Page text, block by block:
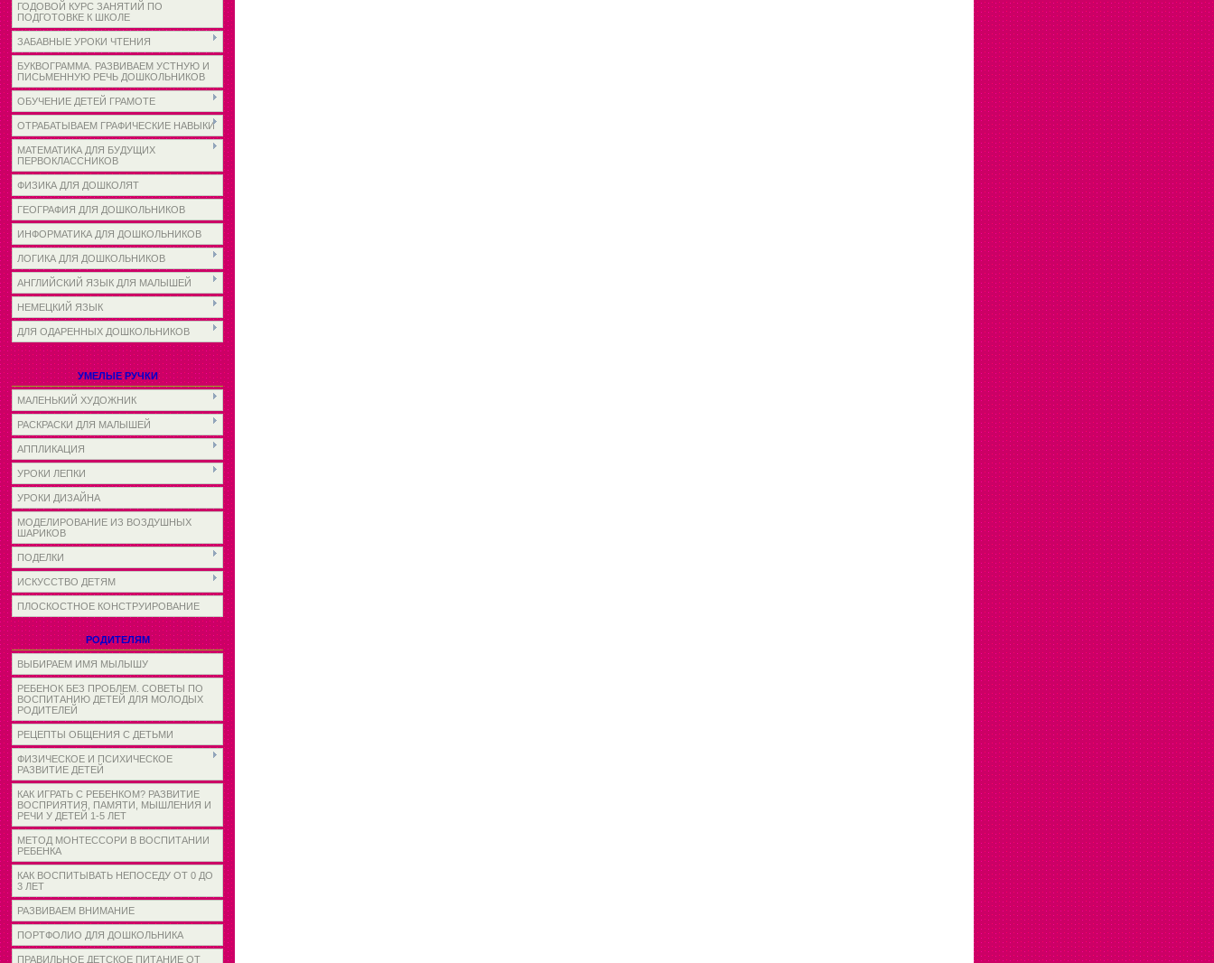
ГОДОВОЙ КУРС ЗАНЯТИЙ ПО
ПОДГОТОВКЕ К ШКОЛЕ
ЗАБАВНЫЕ УРОКИ ЧТЕНИЯ
БУКВОГРАММА. РАЗВИВАЕМ УСТНУЮ И
ПИСЬМЕННУЮ РЕЧЬ ДОШКОЛЬНИКОВ
ОБУЧЕНИЕ ДЕТЕЙ ГРАМОТЕ
ОТРАБАТЫВАЕМ ГРАФИЧЕСКИЕ НАВЫКИ
МАТЕМАТИКА ДЛЯ БУДУЩИХ
ПЕРВОКЛАССНИКОВ
ФИЗИКА ДЛЯ ДОШКОЛЯТ
ГЕОГРАФИЯ ДЛЯ ДОШКОЛЬНИКОВ
ИНФОРМАТИКА ДЛЯ ДОШКОЛЬНИКОВ
ЛОГИКА ДЛЯ ДОШКОЛЬНИКОВ
АНГЛИЙСКИЙ ЯЗЫК ДЛЯ МАЛЫШЕЙ
НЕМЕЦКИЙ ЯЗЫК
ДЛЯ ОДАРЕННЫХ ДОШКОЛЬНИКОВ
УМЕЛЫЕ РУЧКИ
МАЛЕНЬКИЙ ХУДОЖНИК
РАСКРАСКИ ДЛЯ МАЛЫШЕЙ
АППЛИКАЦИЯ
УРОКИ ЛЕПКИ
УРОКИ ДИЗАЙНА
МОДЕЛИРОВАНИЕ ИЗ ВОЗДУШНЫХ
ШАРИКОВ
ПОДЕЛКИ
ИСКУССТВО ДЕТЯМ
ПЛОСКОСТНОЕ КОНСТРУИРОВАНИЕ
РОДИТЕЛЯМ
ВЫБИРАЕМ ИМЯ МЫЛЫШУ
РЕБЕНОК БЕЗ ПРОБЛЕМ. СОВЕТЫ ПО
ВОСПИТАНИЮ ДЕТЕЙ ДЛЯ МОЛОДЫХ
РОДИТЕЛЕЙ
РЕЦЕПТЫ ОБЩЕНИЯ С ДЕТЬМИ
ФИЗИЧЕСКОЕ И ПСИХИЧЕСКОЕ
РАЗВИТИЕ ДЕТЕЙ
КАК ИГРАТЬ С РЕБЕНКОМ? РАЗВИТИЕ
ВОСПРИЯТИЯ, ПАМЯТИ, МЫШЛЕНИЯ И
РЕЧИ У ДЕТЕЙ 1-5 ЛЕТ
МЕТОД МОНТЕССОРИ В ВОСПИТАНИИ
РЕБЕНКА
КАК ВОСПИТЫВАТЬ НЕПОСЕДУ ОТ 0 ДО
3 ЛЕТ
РАЗВИВАЕМ ВНИМАНИЕ
ПОРТФОЛИО ДЛЯ ДОШКОЛЬНИКА
ПРАВИЛЬНОЕ ДЕТСКОЕ ПИТАНИЕ ОТ